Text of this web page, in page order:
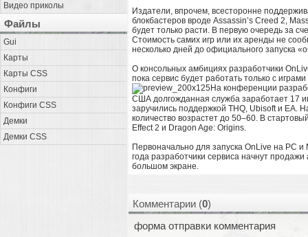
Видео приколы
Файлы
Gui
Карты
Карты CSS
Конфиги
Конфиги CSS
Демки
Демки CSS
Издатели, впрочем, всесторонне
блокбастеров вроде Assassin’s Creed 2,
будет только расти. В первую очередь за
Стоимость самих игр или их аренды не
несколько дней до официального запуска
О консольных амбициях разработчики
пока сервис будет работать только с
На конференции
США долгожданная служба заработает 17
заручились поддержкой THQ, Ubisoft и EA.
количество возрастет до 50–60. В
Effect 2 и Dragon Age: Origins.
Первоначально для запуска OnLive на РС
года разработчики сервиса начнут
большом экране.
Комментарии (0)
форма отправки комментария